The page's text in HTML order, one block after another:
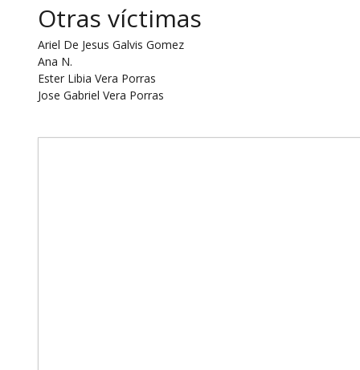
Otras víctimas
Ariel De Jesus Galvis Gomez
Ana N.
Ester Libia Vera Porras
Jose Gabriel Vera Porras